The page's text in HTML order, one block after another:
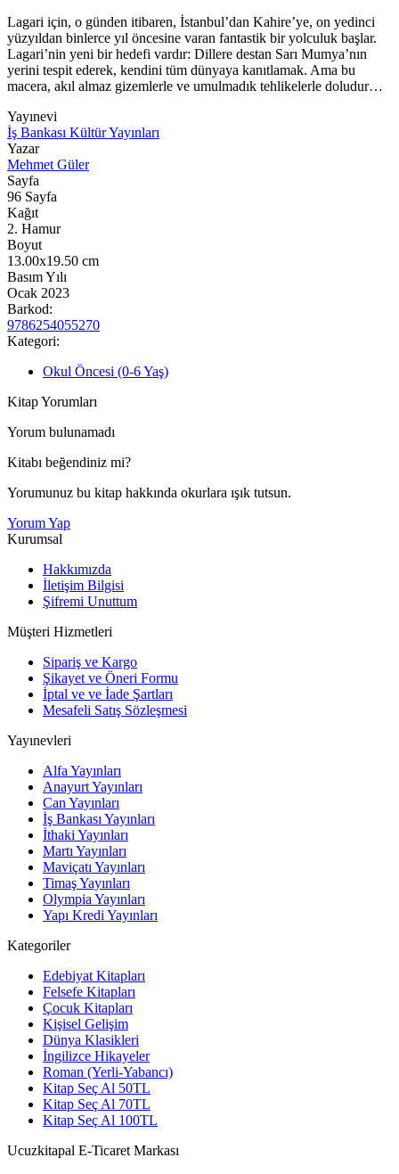
Lagari için, o günden itibaren, İstanbul’dan Kahire’ye, on yedinci
yüzyıldan binlerce yıl öncesine varan fantastik bir yolculuk başlar.
Lagari’nin yeni bir hedefi vardır: Dillere destan Sarı Mumya’nın
yerini tespit ederek, kendini tüm dünyaya kanıtlamak. Ama bu
macera, akıl almaz gizemlerle ve umulmadık tehlikelerle doludur…
Yayınevi
İş Bankası Kültür Yayınları
Yazar
Mehmet Güler
Sayfa
96 Sayfa
Kağıt
2. Hamur
Boyut
13.00x19.50 cm
Basım Yılı
Ocak 2023
Barkod:
9786254055270
Kategori:
Okul Öncesi (0-6 Yaş)
Kitap Yorumları
Yorum bulunamadı
Kitabı beğendiniz mi?
Yorumunuz bu kitap hakkında okurlara ışık tutsun.
Yorum Yap
Kurumsal
Hakkımızda
İletişim Bilgisi
Şifremi Unuttum
Müşteri Hizmetleri
Sipariş ve Kargo
Şikayet ve Öneri Formu
İptal ve ve İade Şartları
Mesafeli Satış Sözleşmesi
Yayınevleri
Alfa Yayınları
Anayurt Yayınları
Can Yayınları
İş Bankası Yayınları
İthaki Yayınları
Martı Yayınları
Maviçatı Yayınları
Timaş Yayınları
Olympia Yayınları
Yapı Kredi Yayınları
Kategoriler
Edebiyat Kitapları
Felsefe Kitapları
Çocuk Kitapları
Kişisel Gelişim
Dünya Klasikleri
İngilizce Hikayeler
Roman (Yerli-Yabancı)
Kitap Seç Al 50TL
Kitap Seç Al 70TL
Kitap Seç Al 100TL
Ucuzkitapal E-Ticaret Markası